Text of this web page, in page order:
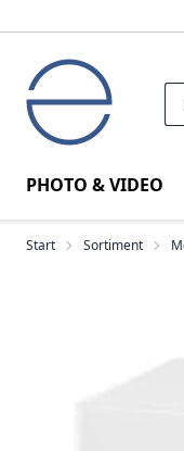
PHOTO & VIDEO
Start Sortiment